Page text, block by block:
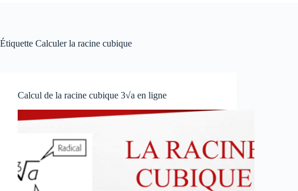
Étiquette Calculer la racine cubique
Calcul de la racine cubique 3√a en ligne